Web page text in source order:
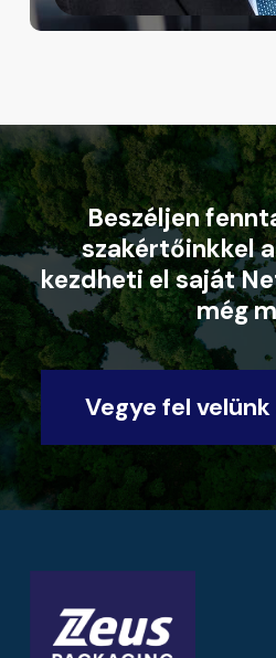
Beszéljen
szakértőinkkel
kezdhetielsaját
még
Vegye fel